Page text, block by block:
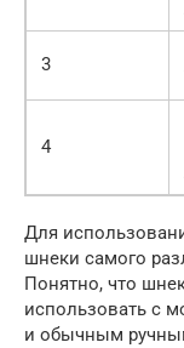
3
4
Для
шнеки самого
Понятно, что
использовать с
и обычным